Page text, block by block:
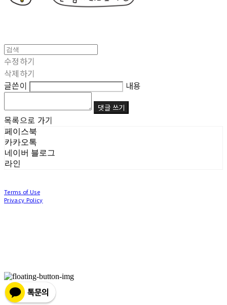
수정하기
삭제하기
글쓴이
내용
댓글 쓰기
목록으로 가기
페이스북
카카오톡
네이버 블로그
라인
Terms of Use
Privacy Policy